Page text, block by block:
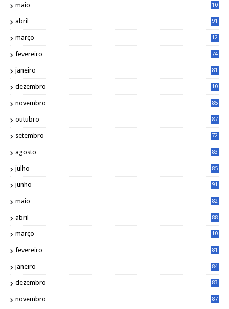
maio
10
abril 91
março
12
fevereiro 74
janeiro 81
dezembro
10
novembro 85
outubro 87
setembro 72
agosto 83
julho 85
junho 91
maio 82
abril 88
março
10
fevereiro 81
janeiro 84
dezembro 83
novembro 87